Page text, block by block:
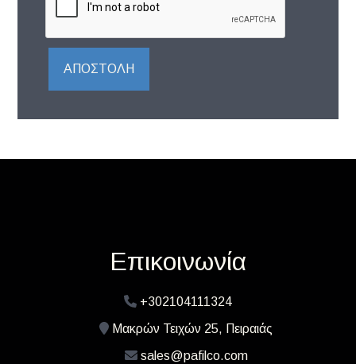
ΑΠΟΣΤΟΛΉ
Επικοινωνία
+302104111324
Μακρών Τειχών 25, Πειραιάς
sales@pafilco.com